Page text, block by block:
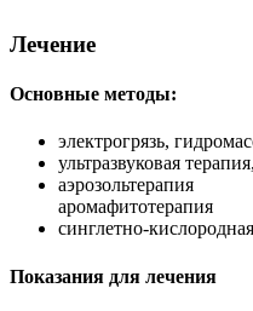
Лечение
Основные методы:
электрогрязь,
ультразвуковая
аромафитотерапия
синглетно-
Показания для лечения